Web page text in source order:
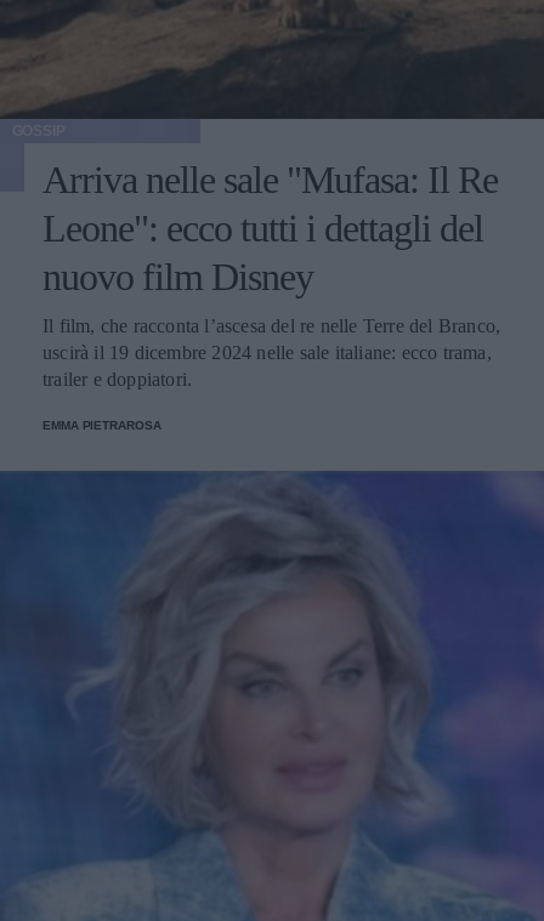
Arriva nelle sale "Mufasa: Il Re
Leone": ecco tutti i dettagli del
nuovo film Disney
Il film, che racconta l’ascesa del re nelle Terre del Branco,
uscirà il 19 dicembre 2024 nelle sale italiane: ecco trama,
trailer e doppiatori.
EMMA PIETRAROSA